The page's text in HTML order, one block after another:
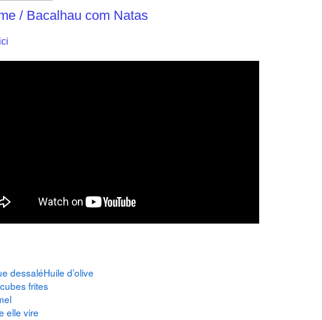
/ Bacalhau com Natas
ici
dessaléHuile d’olive
frites
elle vire